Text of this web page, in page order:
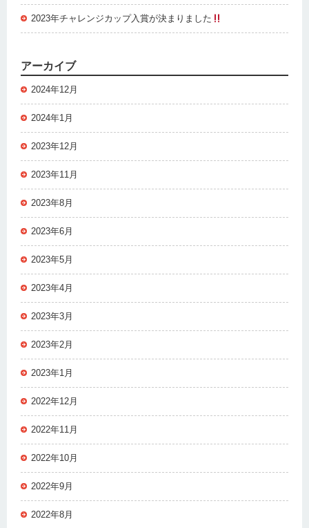
2023年チャレンジカップ入賞が決まりました
アーカイブ
2024年12月
2024年1月
2023年12月
2023年11月
2023年8月
2023年6月
2023年5月
2023年4月
2023年3月
2023年2月
2023年1月
2022年12月
2022年11月
2022年10月
2022年9月
2022年8月